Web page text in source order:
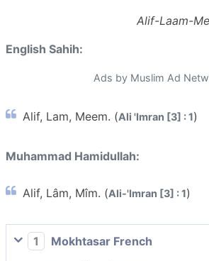
Alif-Laam-
English Sahih:
Ads by Muslim Ad
Alif, Lam, Meem. (Ali 'Imran [3] : 1)
Muhammad Hamidullah:
Alif, Lâm, Mîm. (Ali-'Imran [3] : 1)
1
Mokhtasar French